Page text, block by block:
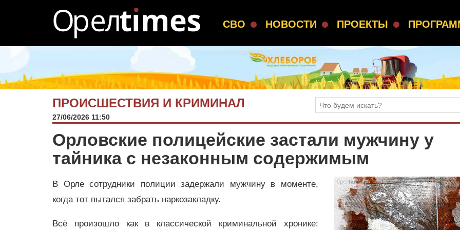
СВО НОВОСТИ ПРОЕКТЫ
ПРОИСШЕСТВИЯ И КРИМИНАЛ
27/06/2026 11:50
Орловские полицейские застали мужчину у
тайника с незаконным содержимым
В Орле сотрудники полиции задержали мужчину в моменте,
когда тот пытался забрать наркозакладку.
Всё произошло как в классической криминальной хронике: